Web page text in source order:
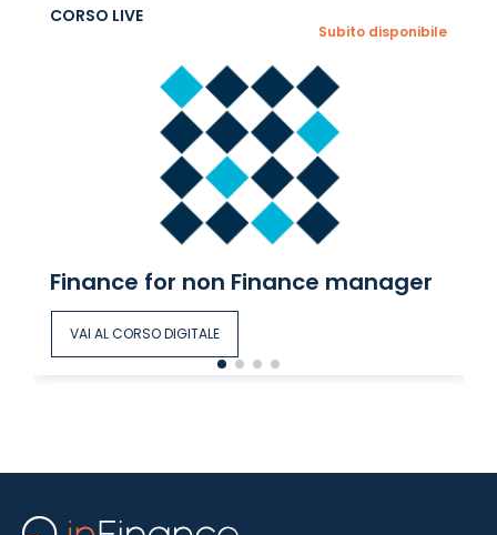
CORSO LIVE
Subito disponibile
Finance for non Finance manager
VAI AL CORSO DIGITALE